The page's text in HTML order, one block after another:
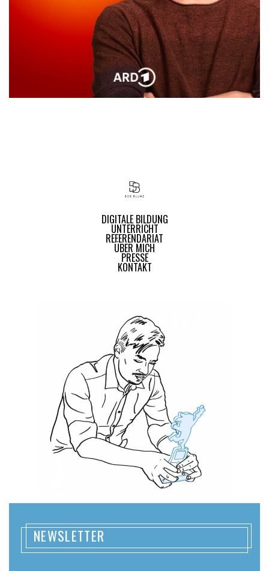
DIGITALE BILDUNG
UNTERRICHT
REFERENDARIAT
ÜBER MICH
PRESSE
KONTAKT
NEWSLETTER